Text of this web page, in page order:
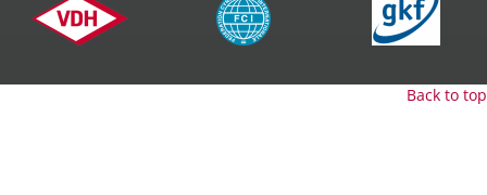
Back to top